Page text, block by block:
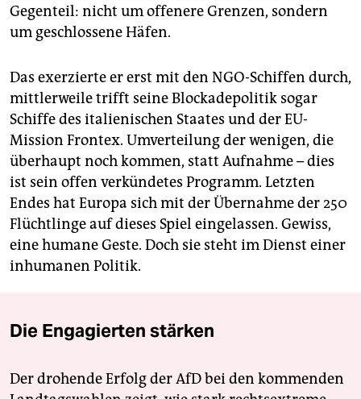
Gegenteil: nicht um offenere Grenzen, sondern
um geschlossene Häfen.
Das exerzierte er erst mit den NGO-Schiffen durch,
mittlerweile trifft seine Blockadepolitik sogar
Schiffe des italienischen Staates und der EU-
Mission Frontex. Umverteilung der wenigen, die
überhaupt noch kommen, statt Aufnahme – dies
ist sein offen verkündetes Programm. Letzten
Endes hat Europa sich mit der Übernahme der 250
Flüchtlinge auf dieses Spiel eingelassen. Gewiss,
eine humane Geste. Doch sie steht im Dienst einer
inhumanen Politik.
Die Engagierten stärken
Der drohende Erfolg der AfD bei den kommenden